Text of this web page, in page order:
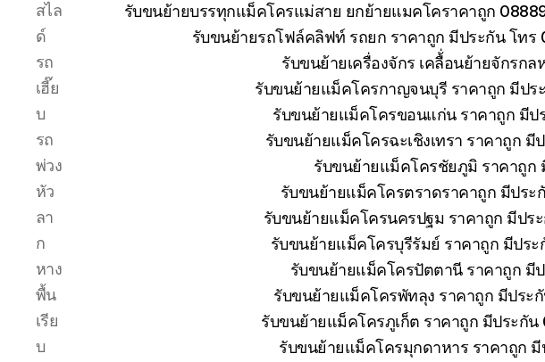
สไล
ด์
รถ
เฮี๊ย
บ
รถ
พ่วง
หัว
ลา
ก
หาง
พื้น
เรีย
บ
รับขนย้ายบรรทุกแม็คโครแม่สาย ยกย้ายแมคโคราคาถูก
รับขนย้ายรถโฟล์คลิฟท์ รถยก ราคาถูก มีประกัน โทร
รับขนย้ายเครื่องจักร เคลื้่อนย้ายจักรก
รับขนย้ายแม็คโครกาญจนบุรี ราคาถูก มีปร
รับขนย้ายแม็คโครขอนแก่น ราคาถูก มีป
รับขนย้ายแม็คโครฉะเชิงเทรา ราคาถูก มี
รับขนย้ายแม็คโครชัยภูมิ ราคาถูก
รับขนย้ายแม็คโครตราดราคาถูก มีประ
รับขนย้ายแม็คโครนครปฐม ราคาถูก มีปร
รับขนย้ายแม็คโครบุรีรัมย์ ราคาถูก มีประ
รับขนย้ายแม็คโครปัตตานี ราคาถูก มี
รับขนย้ายแม็คโครพัทลุง ราคาถูก มีประ
รับขนย้ายแม็คโครภูเก็ต ราคาถูก มีประกัน
รับขนย้ายแม็คโครมุกดาหาร ราคาถูก มี